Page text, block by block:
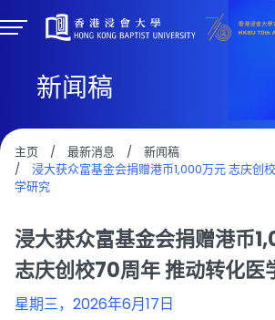
新闻稿
主页 / 最新消息 /
新闻稿
/
浸大获众富基金会捐赠港币1,000万元 志庆创
学研究
浸大获众富基金会捐赠港币
志庆创校70周年 推动转化医
星期三，2026年6月17日